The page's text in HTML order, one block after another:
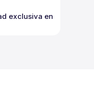
exclusiva en